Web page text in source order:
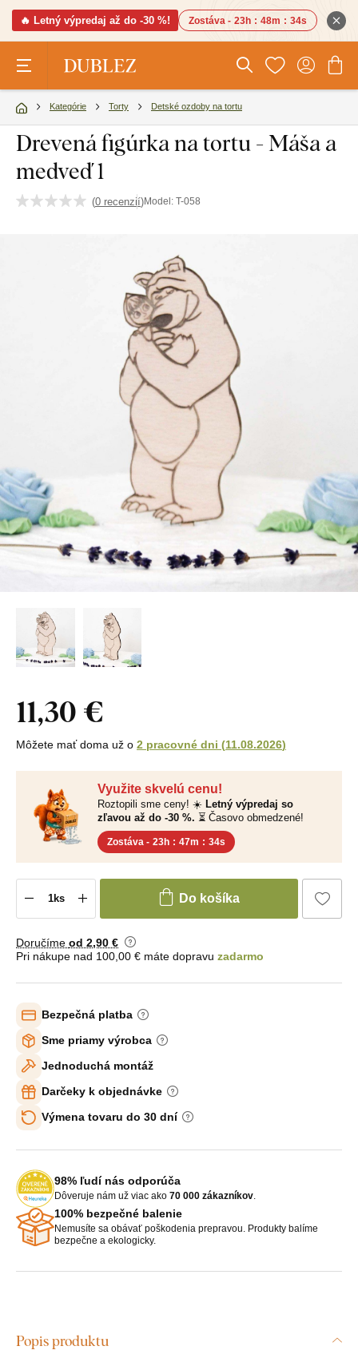
🔥 Letný výpredaj až do -30 %! Zostáva - 23h : 48m : 33s
Kategórie Torty Detské ozdoby na tortu
Drevená figúrka na tortu - Máša a
medveď 1
(0 recenzií)Model: T-058
Využite skvelú cenu!
Roztopili sme ceny! ☀️ Letný výpredaj so
zľavou až do -30 %. ⏳ Časovo obmedzené!
Zostáva - 23h : 47m : 33s
11,30 €
Môžete mať doma už o 2 pracovné dni (11.08.2026)
Do košíka
Doručíme od 2,90 €
Pri nákupe nad 100,00 € máte dopravu zadarmo
Bezpečná platba
Sme priamy výrobca
Jednoduchá montáž
Darčeky k objednávke
Výmena tovaru do 30 dní
98% ľudí nás odporúča
Dôveruje nám už viac ako 70 000 zákazníkov
100% bezpečné balenie
Nemusíte sa obávať poškodenia prepravou. Produkty balíme
bezpečne a ekologicky.
Popis produktu